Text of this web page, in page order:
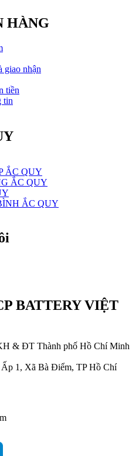
HÀNG
giao nhận
tiền
tin
ẮC QUY
ẮC QUY
ẮC QUY
BATTERY VIỆT
& ĐT Thành phố Hồ Chí Minh
1, Xã Bà Điểm, TP Hồ Chí